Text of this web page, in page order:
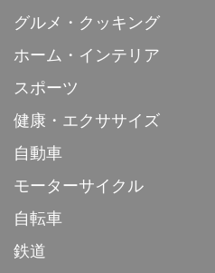
グルメ・クッキング
ホーム・インテリア
スポーツ
健康・エクササイズ
自動車
モーターサイクル
自転車
鉄道